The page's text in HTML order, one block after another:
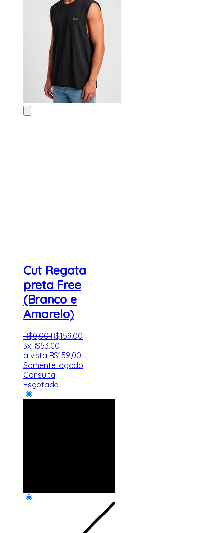
Cut Regata
preta Free
(Branco e
Amarelo)
R$0,00 R$159 00
3xR$53,00
à vista R$159,00
Somente logado
Consulta
Esgotado